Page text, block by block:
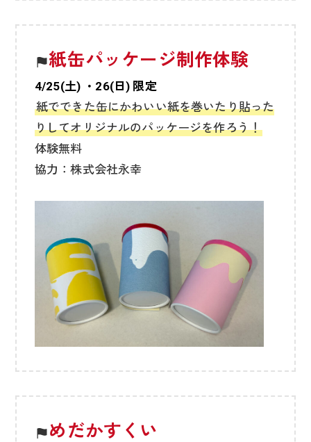
紙缶パッケージ制作体験
4/25(土) ・26(日) 限定
紙でできた缶にかわいい紙を巻いたり貼った
りしてオリジナルのパッケージを作ろう！
体験無料
協力：株式会社永幸
めだかすくい